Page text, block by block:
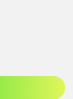
dig som medlem